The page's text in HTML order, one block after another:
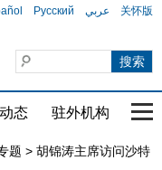
Русский عربي 关怀版
态 驻外机构 国
题 > 胡锦涛主席访问沙特